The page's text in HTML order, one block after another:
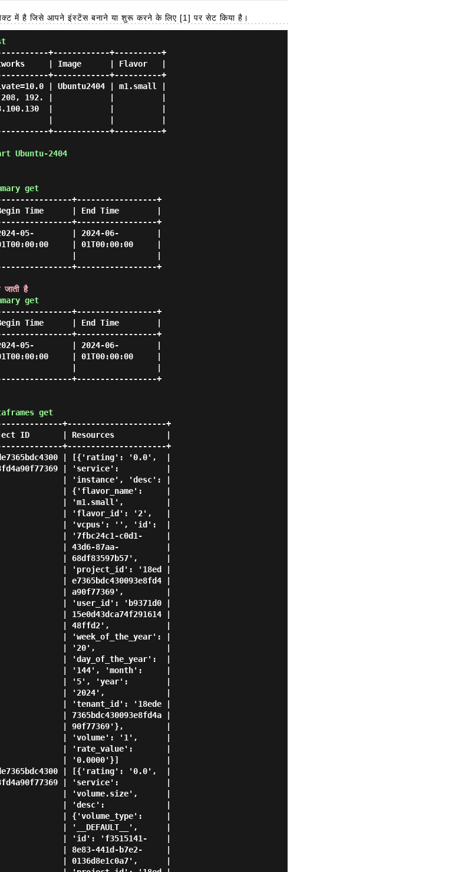
में है जिसे आपने इंस्टेंस बनाने या शुरू करने के लिए [1] पर सेट किया है।
+------------+----------+
| Image      | Flavor   |
+------------+----------+
| Ubuntu2404 | m1.small |
192. |            |          |
|            |          |
|            |          |
+------------+----------+
Ubuntu-2404
get
+-----------------+
Time      | End Time        |
+-----------------+
05-        | 2024-06-        |
| 01T00:00:00     |
|                 |
+-----------------+
है
get
+-----------------+
Time      | End Time        |
+-----------------+
05-        | 2024-06-        |
| 01T00:00:00     |
|                 |
+-----------------+
get
+---------------------+
ID       | Resources           |
+---------------------+
| [{'rating': '0.0',  |
| 'service':          |
| 'instance', 'desc': |
| {'flavor_name':     |
| 'm1.small',         |
| 'flavor_id': '2',   |
| 'vcpus': '', 'id':  |
| '7fbc24c1-c0d1-     |
| 43d6-87aa-          |
| 68df83597b57',      |
| 'project_id': '18ed |
| e7365bdc430093e8fd4 |
| a90f77369',         |
| 'user_id': 'b9371d0 |
| 15e0d43dca74f291614 |
| 48ffd2',            |
| 'week_of_the_year': |
| '20',               |
| 'day_of_the_year':  |
| '144', 'month':     |
| '5', 'year':        |
| '2024',             |
| 'tenant_id': '18ede |
| 7365bdc430093e8fd4a |
| 90f77369'},         |
| 'volume': '1',      |
| 'rate_value':       |
| '0.0000'}]          |
| [{'rating': '0.0',  |
| 'service':          |
| 'volume.size',      |
| 'desc':             |
| {'volume_type':     |
| '__DEFAULT__',      |
| 'id': 'f3515141-    |
| 8e83-441d-b7e2-     |
| 0136d8e1c0a7',      |